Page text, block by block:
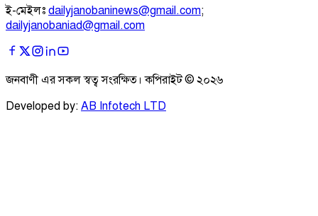
ই-মেইলঃ dailyjanobaninews@gmail.com;
dailyjanobaniad@gmail.com
জনবাণী এর সকল স্বত্ব সংরক্ষিত। কপিরাইট © ২০২৬
Developed by: AB Infotech LTD